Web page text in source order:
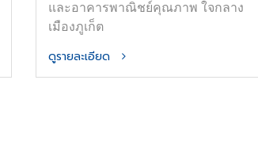
และอาคารพาณิชย์คุณภาพ ใจกลาง
เมืองภูเก็ต
ดูรายละเอียด